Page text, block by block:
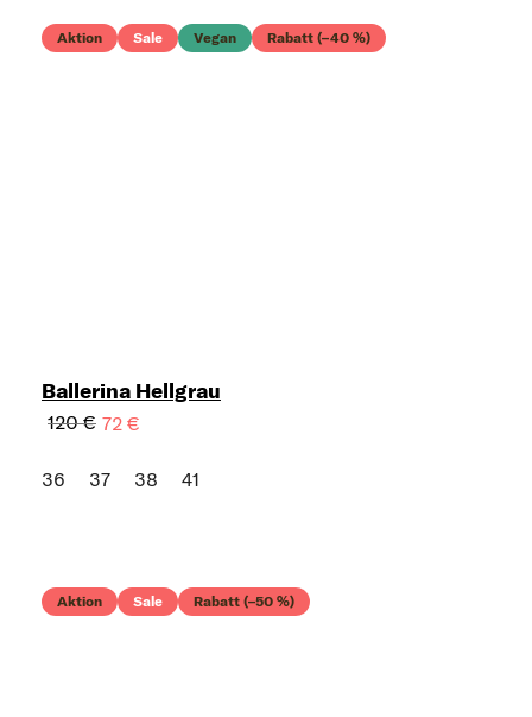
Aktion Sale Vegan Rabatt (–40 %)
Ballerina Hellgrau
120 € 72 €
36 37 38 41
Aktion Sale Rabatt (–50 %)